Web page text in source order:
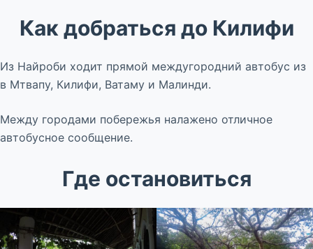
Как добраться до Килифи
Из Найроби ходит прямой междугородний автобус из
в Мтвапу, Килифи, Ватаму и Малинди.
Между городами побережья налажено отличное
автобусное сообщение.
Где остановиться